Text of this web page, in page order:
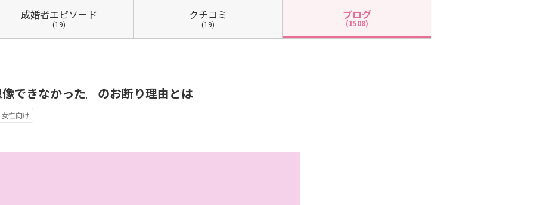
成婚者エピソード
(19)
クチコミ
(19)
ブログ
(1508)
できなかった』のお断り理由とは
女性向け